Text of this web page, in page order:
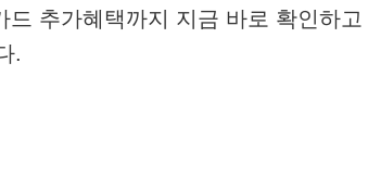
추가혜택까지 지금 바로 확인하고
.